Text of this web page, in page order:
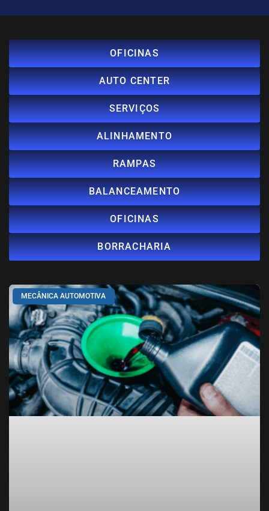
OFICINAS
AUTO CENTER
SERVIÇOS
ALINHAMENTO
RAMPAS
BALANCEAMENTO
OFICINAS
BORRACHARIA
MECÂNICA AUTOMOTIVA